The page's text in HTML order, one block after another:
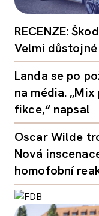
RECENZE:
Velmi
Landa se po
na média.
fikce,“ napsal
Oscar Wilde
Nová
homofobní